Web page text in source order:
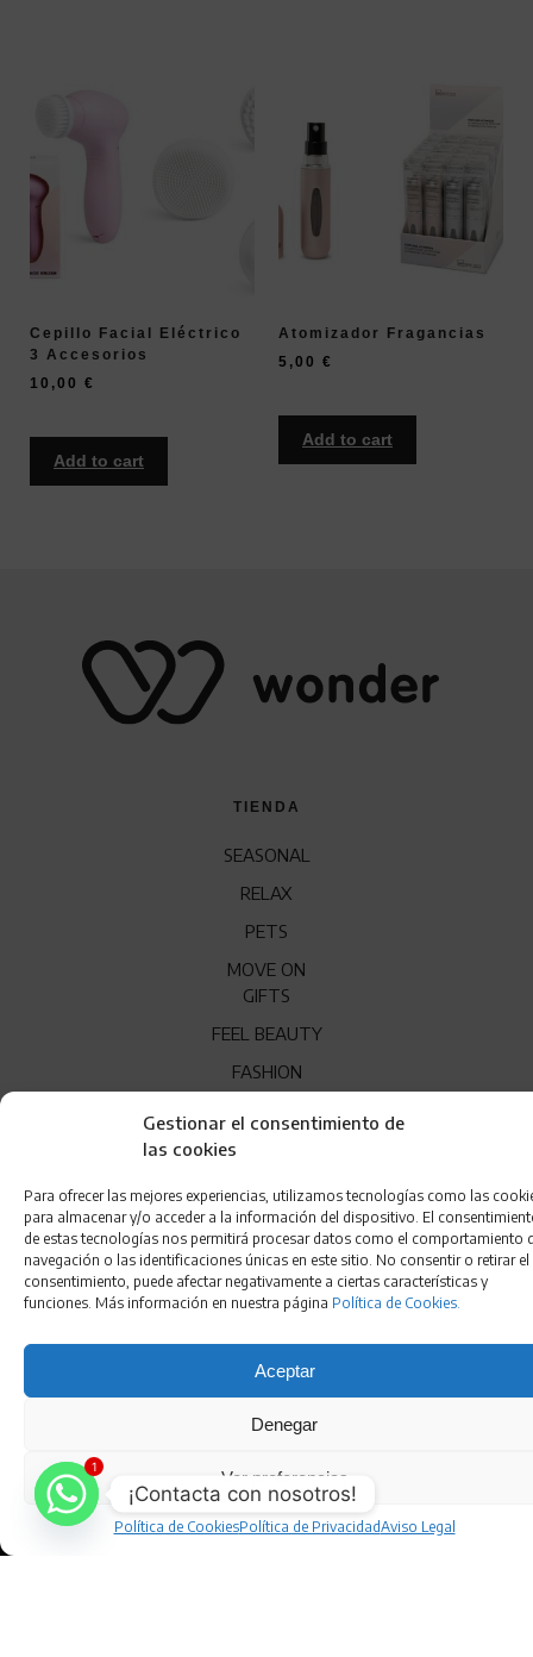
Gestionar el consentimiento de
las cookies
Para ofrecer las mejores experiencias, utilizamos tecnologías como las
para almacenar y/o acceder a la información del dispositivo. El
de estas tecnologías nos permitirá procesar datos como el comportamiento
navegación o las identificaciones únicas en este sitio. No consentir o retirar el
consentimiento, puede afectar negativamente a ciertas características y
funciones. Más información en nuestra página Política de Cookies.
Aceptar
Denegar
Ver preferencias
Política de CookiesPolítica de PrivacidadAviso Legal
Cepillo Facial Eléctrico
3 Accesorios
10,00 €
Add to cart
Atomizador Fragancias
5,00 €
Add to cart
TIENDA
SEASONAL
RELAX
PETS
MOVE ON
GIFTS
FEEL BEAUTY
FASHION
WONDER
QUÍENES SOMOS
CONTACTO
FRANQUICIA
Aviso Legal•Política de Privacidad•Condiciones de
Compra•Gestión de Cookies • Política de Cookies
1
¡Contacta con nosotros!